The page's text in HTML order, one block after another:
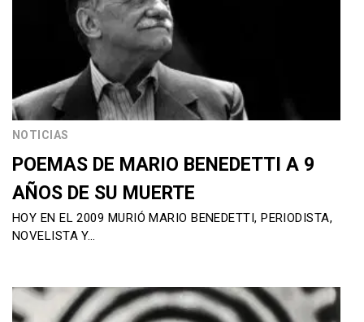
NOTICIAS
POEMAS DE MARIO BENEDETTI A 9
AÑOS DE SU MUERTE
HOY EN EL 2009 MURIÓ MARIO BENEDETTI, PERIODISTA,
NOVELISTA Y…